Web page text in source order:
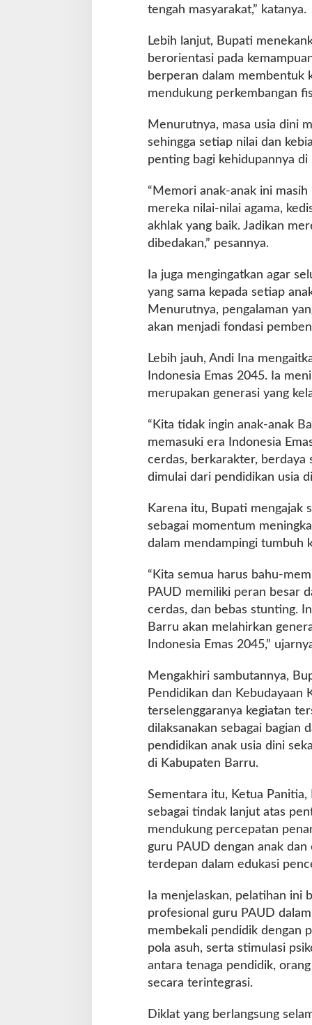
t
n
g
tengah masyarakat,” katanya.
Lebih lanjut, Bupati
berorientasi pada
berperan dalam membentuk
mendukung perkembangan
Menurutnya, masa usia dini
sehingga setiap nilai dan
penting bagi kehidupannya di
“Memori anak-anak ini masih
mereka nilai-nilai agama,
akhlak yang baik. Jadikan
dibedakan,” pesannya.
Ia juga mengingatkan agar
yang sama kepada setiap
Menurutnya, pengalaman
akan menjadi fondasi
Lebih jauh, Andi Ina
Indonesia Emas 2045. Ia
merupakan generasi yang
“Kita tidak ingin anak-anak
memasuki era Indonesia
cerdas, berkarakter, berdaya
dimulai dari pendidikan usia
Karena itu, Bupati mengajak
sebagai momentum
dalam mendampingi tumbuh
“Kita semua harus bahu-
PAUD memiliki peran besar
cerdas, dan bebas stunting.
Barru akan melahirkan
Indonesia Emas 2045,”
Mengakhiri sambutannya,
Pendidikan dan Kebudayaan
terselenggaranya kegiatan
dilaksanakan sebagai bagian
pendidikan anak usia dini
di Kabupaten Barru.
Sementara itu, Ketua
sebagai tindak lanjut atas
mendukung percepatan
guru PAUD dengan anak
terdepan dalam edukasi
Ia menjelaskan, pelatihan ini
profesional guru PAUD
membekali pendidik dengan
pola asuh, serta stimulasi
antara tenaga pendidik,
secara terintegrasi.
Diklat yang berlangsung